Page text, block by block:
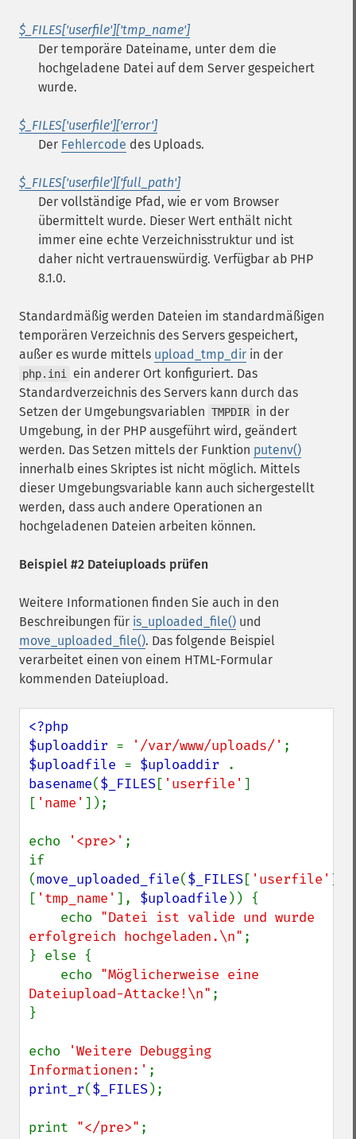
$_FILES['userfile']['tmp_name']
Der temporäre Dateiname, unter dem die
hochgeladene Datei auf dem Server gespeichert
wurde.
$_FILES['userfile']['error']
Der Fehlercode des Uploads.
$_FILES['userfile']['full_path']
Der vollständige Pfad, wie er vom Browser
übermittelt wurde. Dieser Wert enthält nicht
immer eine echte Verzeichnisstruktur und ist
daher nicht vertrauenswürdig. Verfügbar ab PHP
8.1.0.
Standardmäßig werden Dateien im standardmäßigen
temporären Verzeichnis des Servers gespeichert,
außer es wurde mittels upload_tmp_dir in der
php.ini
ein anderer Ort konfiguriert. Das
Standardverzeichnis des Servers kann durch das
Setzen der Umgebungsvariablen TMPDIR in der
Umgebung, in der PHP ausgeführt wird, geändert
werden. Das Setzen mittels der Funktion putenv()
innerhalb eines Skriptes ist nicht möglich. Mittels
dieser Umgebungsvariable kann auch sichergestellt
werden, dass auch andere Operationen an
hochgeladenen Dateien arbeiten können.
Beispiel #2 Dateiuploads prüfen
Weitere Informationen finden Sie auch in den
Beschreibungen für is_uploaded_file() und
move_uploaded_file(). Das folgende Beispiel
verarbeitet einen von einem HTML-Formular
kommenden Dateiupload.
<?php
$uploaddir = '/var/www/uploads/'
$uploadfile = $uploaddir
basename($_FILES[ 'userfile' ]
[ 'name' ]);
echo '<pre>' ;
if
(move_uploaded_file($_FILES[ 'userfile' ]
[ 'tmp_name' ], $uploadfile )) {
    echo
"Datei ist valide und wurde
erfolgreich hochgeladen.\n" ;
} else {
    echo
"Möglicherweise eine
Dateiupload-Attacke!\n" ;
}
echo
'Weitere Debugging
Informationen:'
print_r($_FILES);
print "</pre>" ;